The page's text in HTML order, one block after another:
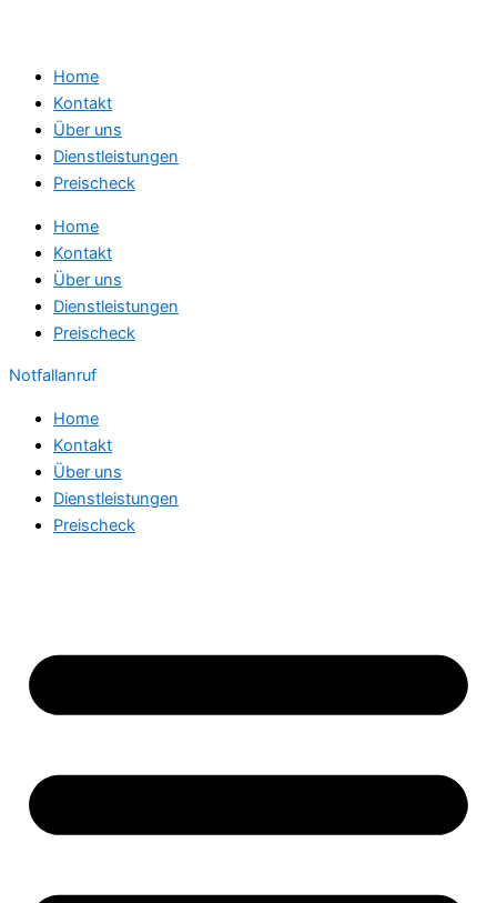
Home
Kontakt
Über uns
Dienstleistungen
Preischeck
Home
Kontakt
Über uns
Dienstleistungen
Preischeck
Notfallanruf
Home
Kontakt
Über uns
Dienstleistungen
Preischeck